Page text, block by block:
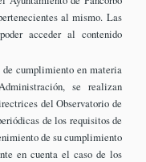
al mismo. Las
acceder al contenido
cumplimiento en materia
se realizan
del Observatorio de
de los requisitos de
de su cumplimiento
en cuenta el caso de los